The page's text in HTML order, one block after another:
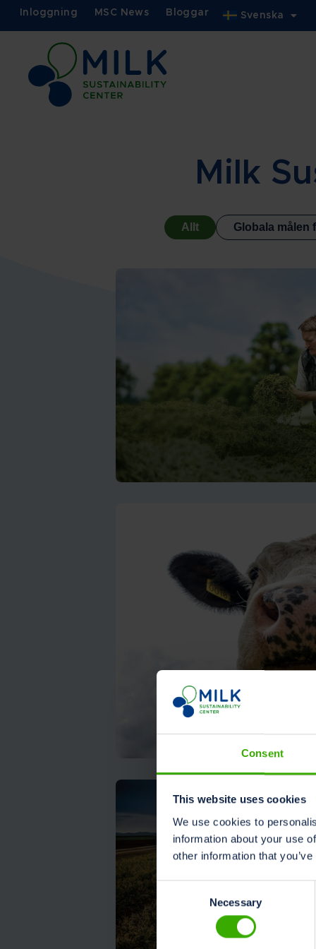
Consent
This website uses cookies
We use cookies to
information about your use
other information that
Necessary
Inloggning MSC News Bloggar Svenska
Milk
Globala målen
Allt